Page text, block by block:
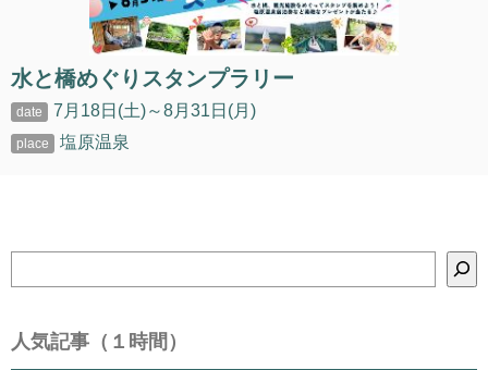
水と橋めぐりスタンプラリー
7月18日(土)～8月31日(月)
塩原温泉
人気記事（１時間）